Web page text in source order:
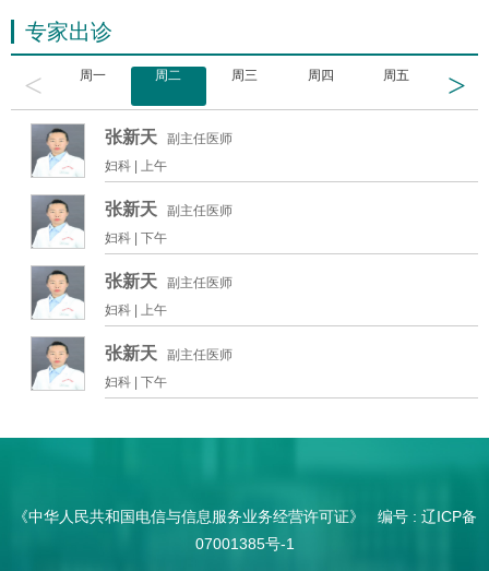
专家出诊
< 周一 周二 周三 周四 周五 >
张新天
副主任医师
妇科 |
上午
张新天
副主任医师
妇科 | 下午
张新天
副主任医师
妇科 |
上午
张新天
副主任医师
妇科 | 下午
《中华人民共和国电信与信息服务业务经营许可证》 编号 : 辽ICP备
07001385号-1